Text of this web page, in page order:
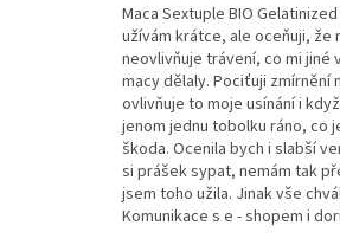
Maca Sextuple BIO
užívám krátce, ale oceňuji, že
neovlivňuje trávení, co mi jiné
macy dělaly. Pociťuji zmírnění
ovlivňuje to moje usínání i
jenom jednu tobolku ráno, co
škoda. Ocenila bych i slabší
si prášek sypat, nemám tak
jsem toho užila. Jinak vše
Komunikace s e - shopem i